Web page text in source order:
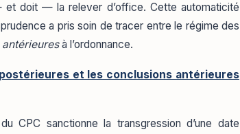
doit — la relever d’office. Cette automaticité
a pris soin de tracer entre le régime des
antérieuresà l’ordonnance.
et les conclusions antérieures
CPC sanctionne la transgression d’une date